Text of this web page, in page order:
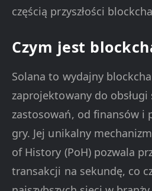
częścią przyszłości
Czym jest
Solana to wydajny
zaprojektowany do
zastosowań, od finansów i
gry. Jej unikalny
of History (PoH) pozwala
transakcji na sekundę, co